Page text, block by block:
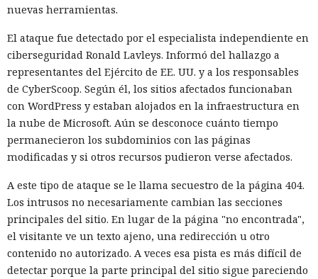
nuevas herramientas.
El ataque fue detectado por el especialista independiente en
ciberseguridad Ronald Lavleys. Informó del hallazgo a
representantes del Ejército de EE. UU. y a los responsables
de CyberScoop. Según él, los sitios afectados funcionaban
con WordPress y estaban alojados en la infraestructura en
la nube de Microsoft. Aún se desconoce cuánto tiempo
permanecieron los subdominios con las páginas
modificadas y si otros recursos pudieron verse afectados.
A este tipo de ataque se le llama secuestro de la página 404.
Los intrusos no necesariamente cambian las secciones
principales del sitio. En lugar de la página "no encontrada",
el visitante ve un texto ajeno, una redirección u otro
contenido no autorizado. A veces esa pista es más difícil de
detectar porque la parte principal del sitio sigue pareciendo